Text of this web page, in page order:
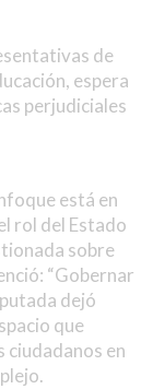
de
espera
perjudiciales
está en
rol del Estado
sobre
“Gobernar
dejó
que
ciudadanos en